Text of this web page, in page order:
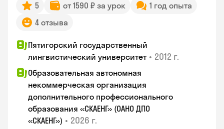
5 от 1590 ₽ за урок
1 год опыта
4 отзыва
Пятигорский государственный
лингвистический университет • 2012 г.
Образовательная автономная
некоммерческая организация
дополнительного профессионального
образования «СКАЕНГ» (ОАНО ДПО
«СКАЕНГ») • 2026 г.